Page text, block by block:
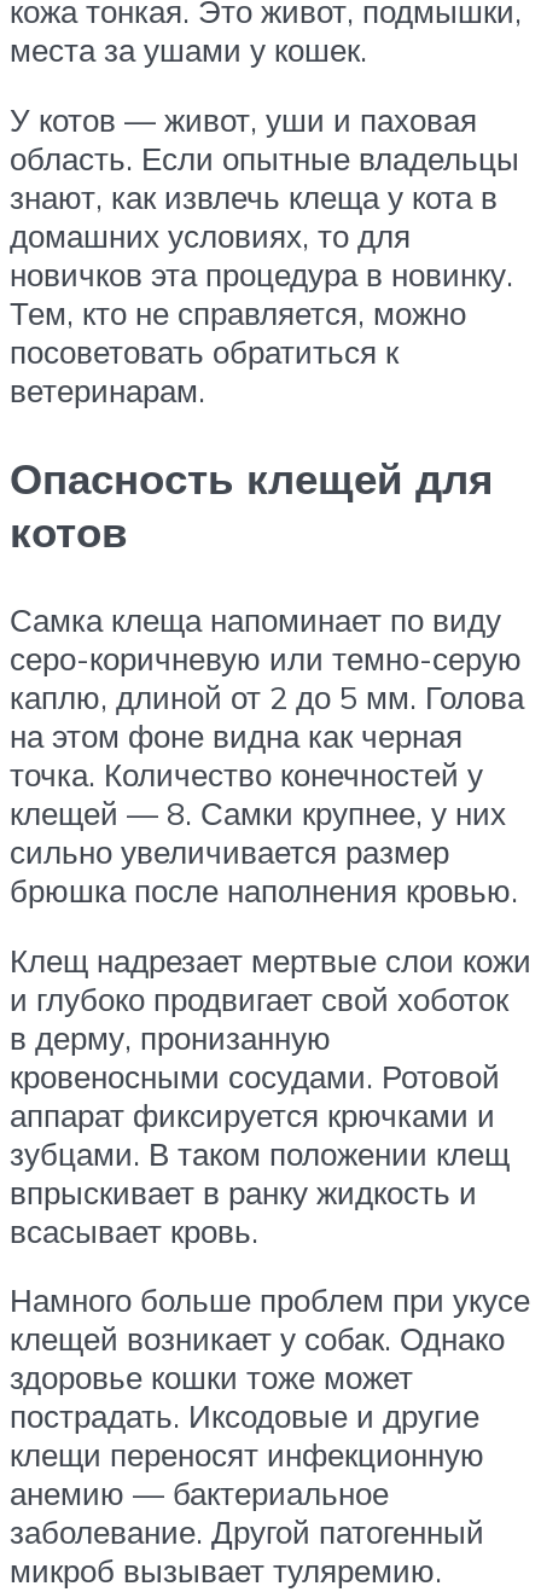
кожа тонкая. Это живот, подмышки,
места за ушами у кошек.
У котов — живот, уши и паховая
область. Если опытные владельцы
знают, как извлечь клеща у кота в
домашних условиях, то для
новичков эта процедура в новинку.
Тем, кто не справляется, можно
посоветовать обратиться к
ветеринарам.
Опасность клещей для
котов
Самка клеща напоминает по виду
серо-коричневую или темно-серую
каплю, длиной от 2 до 5 мм. Голова
на этом фоне видна как черная
точка. Количество конечностей у
клещей — 8. Самки крупнее, у них
сильно увеличивается размер
брюшка после наполнения кровью.
Клещ надрезает мертвые слои кожи
и глубоко продвигает свой хоботок
в дерму, пронизанную
кровеносными сосудами. Ротовой
аппарат фиксируется крючками и
зубцами. В таком положении клещ
впрыскивает в ранку жидкость и
всасывает кровь.
Намного больше проблем при укусе
клещей возникает у собак. Однако
здоровье кошки тоже может
пострадать. Иксодовые и другие
клещи переносят инфекционную
анемию — бактериальное
заболевание. Другой патогенный
микроб вызывает туляремию.